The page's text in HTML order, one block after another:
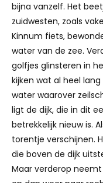
bijna vanzelf. Het
zuidwesten, zoals
Kinnum fiets,
water van de zee.
golfjes glinsteren in
kijken wat al heel
water waarover
ligt de dijk, die in dit
betrekkelijk nieuw is.
torentje verschijnen.
die boven de dijk
Maar verderop